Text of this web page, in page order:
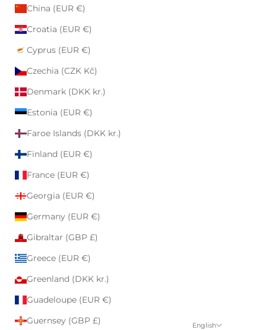
China (EUR €)
Croatia (EUR €)
Cyprus (EUR €)
Czechia (CZK Kč)
Denmark (DKK kr.)
Estonia (EUR €)
Faroe Islands (DKK kr.)
Finland (EUR €)
France (EUR €)
Georgia (EUR €)
Germany (EUR €)
Gibraltar (GBP £)
Greece (EUR €)
Greenland (DKK kr.)
Guadeloupe (EUR €)
Guernsey (GBP £)
English